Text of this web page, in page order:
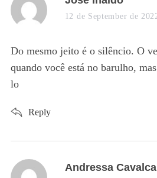
a
s
:
12 de September de
Do mesmo jeito é o silêncio. O
quando você está no barulho,
lo
Reply
s
Andressa